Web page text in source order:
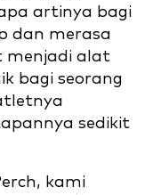
artinya bagi
dan merasa
menjadi alat
bagi seorang
sedikit
kami